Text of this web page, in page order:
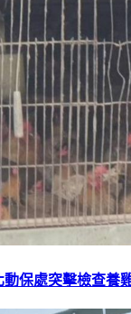
動保處突擊檢查養